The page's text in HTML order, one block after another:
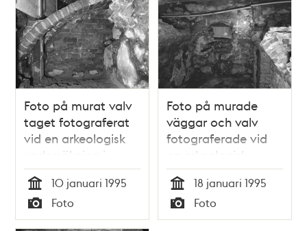
Foto på murat valv
taget fotograferat
vid en arkeologisk
undersökning i
Storkyrkobrinken
Tid
10 januari 1995
Typ
Foto
Foto på murade
väggar och valv
fotograferade vid
en arkeologisk
undersökning i
Storkyrkobrinken
Tid
18 januari 1995
Typ
Foto